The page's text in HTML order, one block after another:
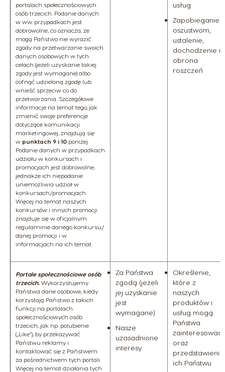
portalach społecznościowych
osób trzecich. Podanie danych
w ww. przypadkach jest
dobrowolne, co oznacza, że
mogą Państwo nie wyrazić
zgody na przetwarzanie swoich
danych osobowych w tych
celach (jeżeli uzyskanie takiej
zgody jest wymagane) albo
cofnąć udzieloną zgodę lub
wnieść sprzeciw co do
przetwarzania. Szczegółowe
informacje na temat tego, jak
zmienić swoje preferencje
dotyczące komunikacji
marketingowej, znajdują się
w punktach 9 i 10 poniżej.
Podanie danych w przypadkach
udziału w konkursach i
promocjach jest dobrowolne,
jednakże ich niepodanie
uniemożliwia udział w
konkursach/promocjach.
Więcej na temat naszych
konkursów i innych promocji
znajduje się w oficjalnym
regulaminie danego konkursu/
danej promocji i w
informacjach na ich temat.
usług
Zapobieganie
oszustwom,
ustalenie,
dochodzenie i
obrona
roszczeń
Portale społecznościowe osób
trzecich. Wykorzystujemy
Państwa dane osobowe, kiedy
korzystają Państwo z takich
funkcji na portalach
społecznościowych osób
trzecich, jak np. polubienie
(„Like”), by przekazywać
Państwu reklamy i
kontaktować się z Państwem
za pośrednictwem tych portali.
Więcej na temat działania tych
Za Państwa
zgodą (jeżeli
jej uzyskanie
jest
wymagane)
Nasze
uzasadnione
interesy
Określenie,
które z
naszych
produktów i
usług mogą
Państwa
zainteresować,
oraz
przedstawienie
ich Państwu